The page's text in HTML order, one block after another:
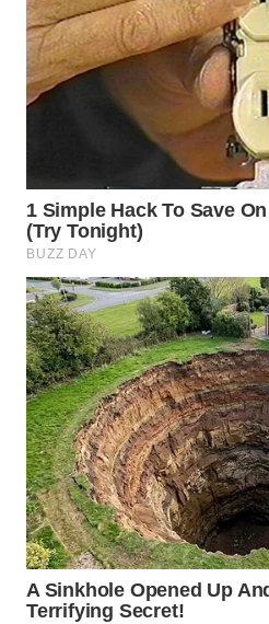
WN
KEPULAUAN
SERIBU
WN
BINJAI
WN
CIREBON
WN
INDRAMAYU
WN
KUNINGAN
WN
MAJALENGKA
WN